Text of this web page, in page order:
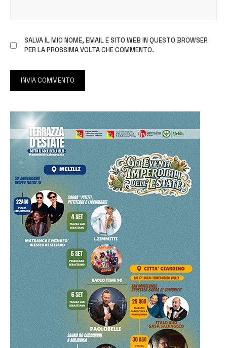
SALVA IL MIO NOME, EMAIL E SITO WEB IN QUESTO BROWSER
PER LA PROSSIMA VOLTA CHE COMMENTO.